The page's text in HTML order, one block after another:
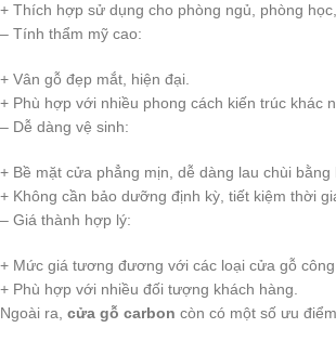
+ Thích hợp sử dụng cho phòng ngủ, phòng
– Tính thẩm mỹ cao:
+ Vân gỗ đẹp mắt, hiện đại.
+ Phù hợp với nhiều phong cách kiến trúc khác
– Dễ dàng vệ sinh:
+ Bề mặt cửa phẳng mịn, dễ dàng lau chùi bằng
+ Không cần bảo dưỡng định kỳ, tiết kiệm thời
– Giá thành hợp lý:
+ Mức giá tương đương với các loại cửa gỗ công
+ Phù hợp với nhiều đối tượng khách hàng.
Ngoài ra, cửa gỗ carbon còn có một số ưu